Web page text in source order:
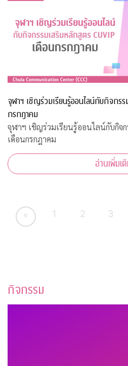
จุฬาฯ เชิญร่วมเรียนรู้ออนไลน์กับกิจกร
กรกฎาคม
จุฬาฯ เชิญร่วมเรียนรู้ออนไลน์กับกิจ
เดือนกรกฎาคม
อ่านเพิ่มเ
« 1 2 3
กิจกรรม